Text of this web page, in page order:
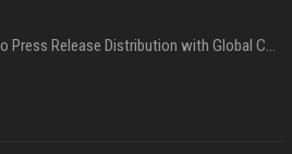
Affordable Crypto Press Release Distribution with Global Coverage